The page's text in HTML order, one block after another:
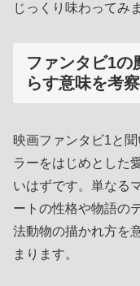
じっくり味わってみ
ファンタビ1の
らす意味を考察
映画ファンタビ1と
ラーをはじめとした
いはずです。単なる
ートの性格や物語の
法動物の描かれ方を
まります。